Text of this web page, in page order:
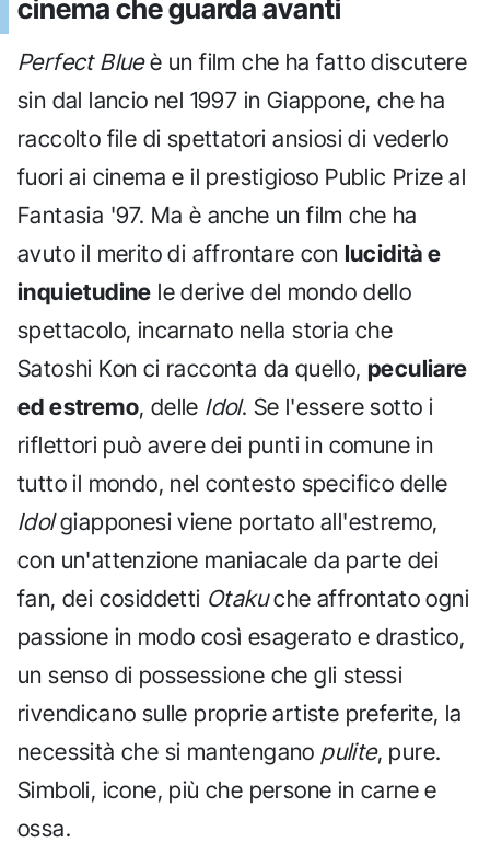
cinema che guarda avanti
Perfect Blueè un film che ha fatto discutere
sin dal lancio nel 1997 in Giappone, che ha
raccolto file di spettatori ansiosi di vederlo
fuori ai cinema e il prestigioso Public Prize al
Fantasia '97. Ma è anche un film che ha
avuto il merito di affrontare con lucidità e
inquietudine le derive del mondo dello
spettacolo, incarnato nella storia che
Satoshi Kon ci racconta da quello, peculiare
ed estremo, delle Idol. Se l'essere sotto i
riflettori può avere dei punti in comune in
tutto il mondo, nel contesto specifico delle
Idolgiapponesi viene portato all'estremo,
con un'attenzione maniacale da parte dei
fan, dei cosiddetti Otakuche affrontato ogni
passione in modo così esagerato e drastico,
un senso di possessione che gli stessi
rivendicano sulle proprie artiste preferite, la
necessità che si mantengano pulite, pure.
Simboli, icone, più che persone in carne e
ossa.